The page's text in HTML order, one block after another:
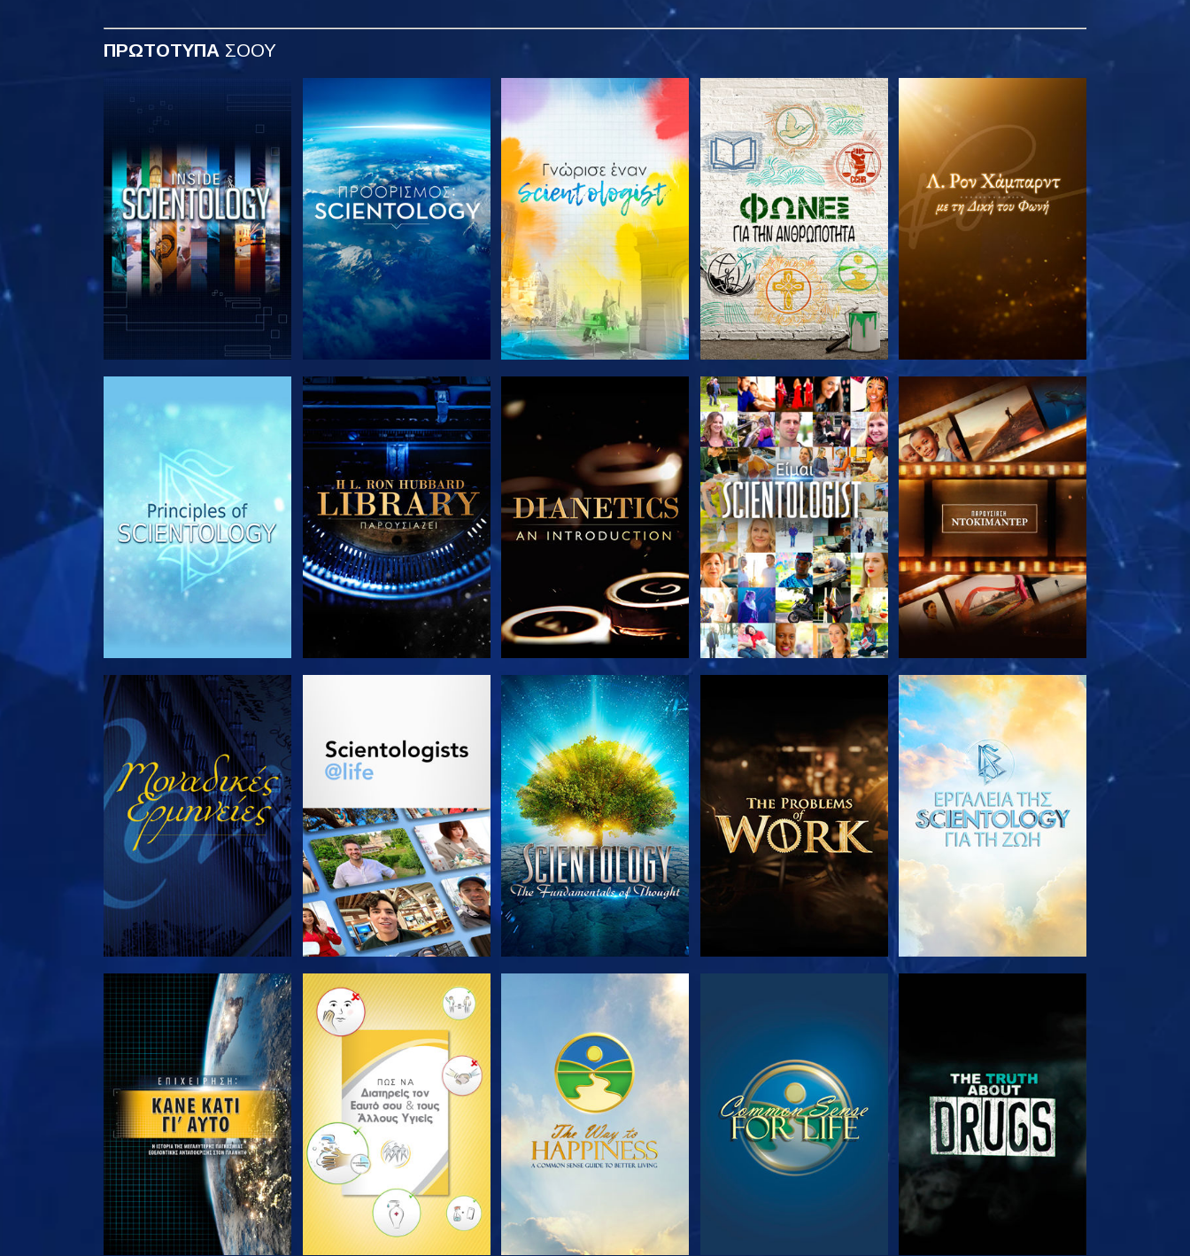
ΠΡΩΤΟΤΥΠΑ ΣΟΟΥ
ΕΞΕΡΕΥΝΗΣΤΕ ΤΗ ΣΕΙΡΑ ΕΞΕΡΕΥΝΗΣΤΕ ΤΗ ΣΕΙΡΑ ΕΞΕΡΕΥΝΗΣΤΕ ΤΗ ΣΕΙΡΑ ΕΞΕΡΕΥΝΗΣΤΕ ΤΗ ΣΕΙΡΑ ΕΞΕΡΕΥΝΗΣΤΕ ΤΗ ΣΕΙΡΑ
ΠΑΡΑΚΟΛΟΥΘΗΣΤΕ ΠΑΡΑΚΟΛΟΥΘΗΣΤΕ ΕΞΕΡΕΥΝΗΣΤΕ ΤΗ ΣΕΙΡΑ ΕΞΕΡΕΥΝΗΣΤΕ ΤΗ ΣΕΙΡΑ
ΕΞΕΡΕΥΝΗΣΤΕ ΤΗ ΣΕΙΡΑ ΕΞΕΡΕΥΝΗΣΤΕ ΤΗ ΣΕΙΡΑ